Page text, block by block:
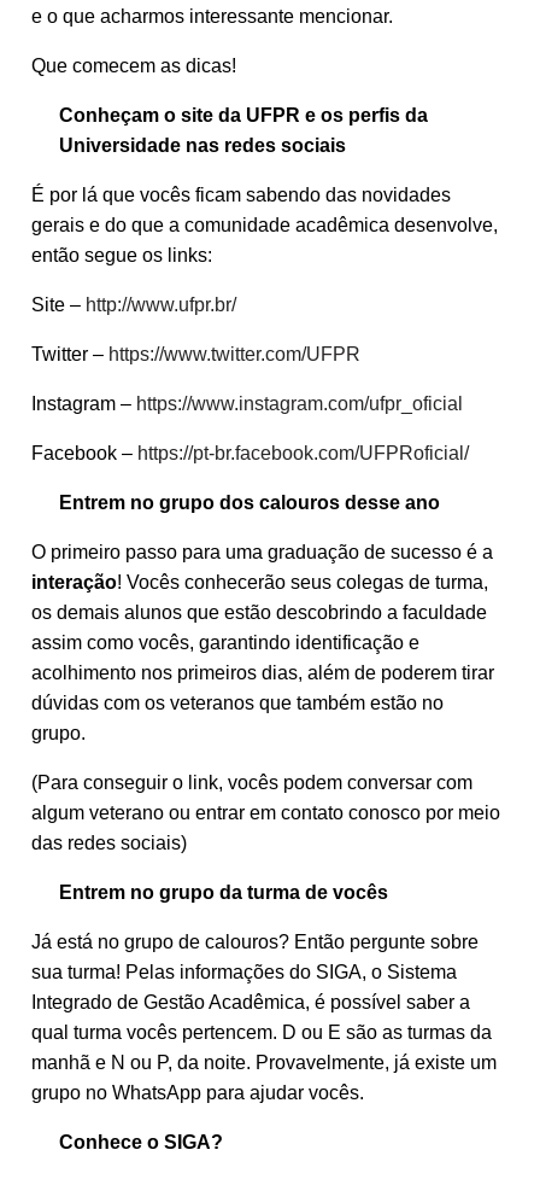
e o que acharmos interessante mencionar.
Que comecem as dicas!
Conheçam o site da UFPR e os perfis da
Universidade nas redes sociais
É por lá que vocês ficam sabendo das novidades
gerais e do que a comunidade acadêmica desenvolve,
então segue os links:
Site – http://www.ufpr.br/
Twitter – https://www.twitter.com/UFPR
Instagram – https://www.instagram.com/ufpr_oficial
Facebook – https://pt-br.facebook.com/UFPRoficial/
Entrem no grupo dos calouros desse ano
O primeiro passo para uma graduação de sucesso é a
interação! Vocês conhecerão seus colegas de turma,
os demais alunos que estão descobrindo a faculdade
assim como vocês, garantindo identificação e
acolhimento nos primeiros dias, além de poderem tirar
dúvidas com os veteranos que também estão no
grupo.
(Para conseguir o link, vocês podem conversar com
algum veterano ou entrar em contato conosco por meio
das redes sociais)
Entrem no grupo da turma de vocês
Já está no grupo de calouros? Então pergunte sobre
sua turma! Pelas informações do SIGA, o Sistema
Integrado de Gestão Acadêmica, é possível saber a
qual turma vocês pertencem. D ou E são as turmas da
manhã e N ou P, da noite. Provavelmente, já existe um
grupo no WhatsApp para ajudar vocês.
Conhece o SIGA?